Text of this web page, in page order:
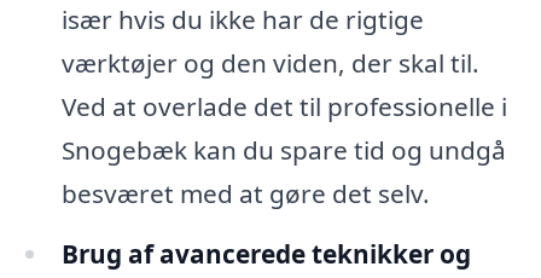
især hvis du ikke har de rigtige
værktøjer og den viden, der skal til.
Ved at overlade det til professionelle i
Snogebæk kan du spare tid og undgå
besværet med at gøre det selv.
Brug af avancerede teknikker og